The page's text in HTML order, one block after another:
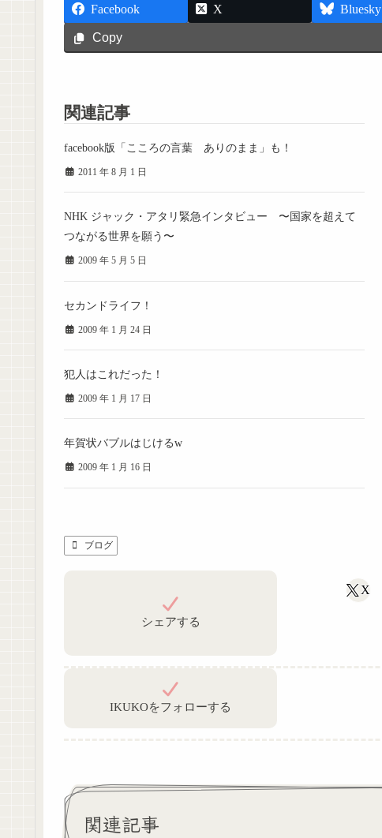
Facebook X Bluesky
Copy
関連記事
facebook版「こころの言葉 ありのまま」も！
2011 年 8 月 1 日
NHK ジャック・アタリ緊急インタビュー 〜国家を超えて
つながる世界を願う〜
2009 年 5 月 5 日
セカンドライフ！
2009 年 1 月 24 日
犯人はこれだった！
2009 年 1 月 17 日
年賀状バブルはじけるw
2009 年 1 月 16 日
ブログ
シェアする
X
IKUKOをフォローする
関連記事